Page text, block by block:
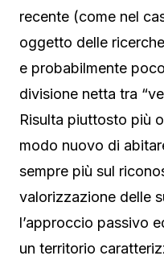
recente (come nel
oggetto delle
e probabilmente
divisione netta tra
Risulta piuttosto più
modo nuovo di
sempre più sul
valorizzazione delle
l’approccio passivo
un territorio